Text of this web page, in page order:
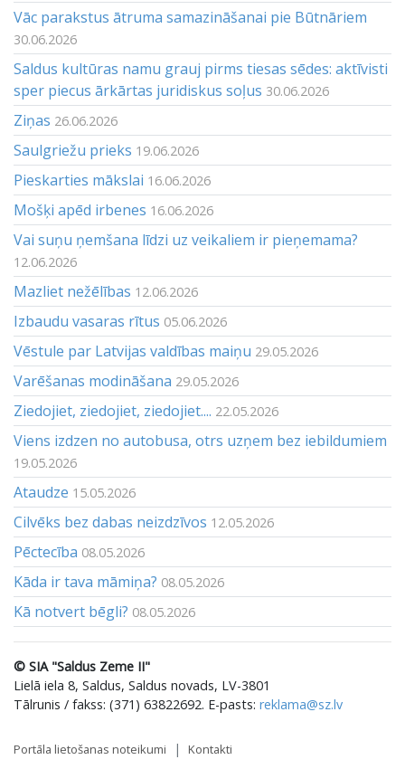
Vāc parakstus ātruma samazināšanai pie Būtnāriem
30.06.2026
Saldus kultūras namu grauj pirms tiesas sēdes: aktīvisti
sper piecus ārkārtas juridiskus soļus 30.06.2026
Ziņas 26.06.2026
Saulgriežu prieks 19.06.2026
Pieskarties mākslai 16.06.2026
Mošķi apēd irbenes 16.06.2026
Vai suņu ņemšana līdzi uz veikaliem ir pieņemama?
12.06.2026
Mazliet nežēlības 12.06.2026
Izbaudu vasaras rītus 05.06.2026
Vēstule par Latvijas valdības maiņu 29.05.2026
Varēšanas modināšana 29.05.2026
Ziedojiet, ziedojiet, ziedojiet.... 22.05.2026
Viens izdzen no autobusa, otrs uzņem bez iebildumiem
19.05.2026
Ataudze 15.05.2026
Cilvēks bez dabas neizdzīvos 12.05.2026
Pēctecība 08.05.2026
Kāda ir tava māmiņa? 08.05.2026
Kā notvert bēgli? 08.05.2026
© SIA "Saldus Zeme II"
Lielā iela 8, Saldus, Saldus novads, LV-3801
Tālrunis / fakss: (371) 63822692. E-pasts: reklama@sz.lv
Portāla lietošanas noteikumi Kontakti